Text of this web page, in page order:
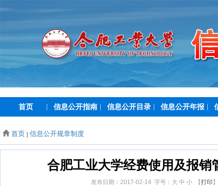
首页 信息公开指南 信息公开目录 信息公开年报
首页 信息公开规章制度
合肥工业大学经费使用及报销
发布日期：2017-02-14 字号： 大 中 小【打印 】